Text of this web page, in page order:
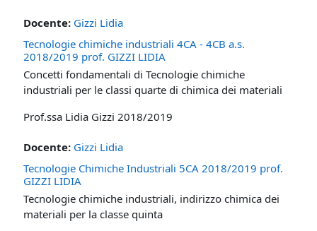
Docente: Gizzi Lidia
Tecnologie chimiche industriali 4CA - 4CB a.s.
2018/2019 prof. GIZZI LIDIA
Concetti fondamentali di Tecnologie chimiche
industriali per le classi quarte di chimica dei materiali
Prof.ssa Lidia Gizzi 2018/2019
Docente: Gizzi Lidia
Tecnologie Chimiche Industriali 5CA 2018/2019 prof.
GIZZI LIDIA
Tecnologie chimiche industriali, indirizzo chimica dei
materiali per la classe quinta